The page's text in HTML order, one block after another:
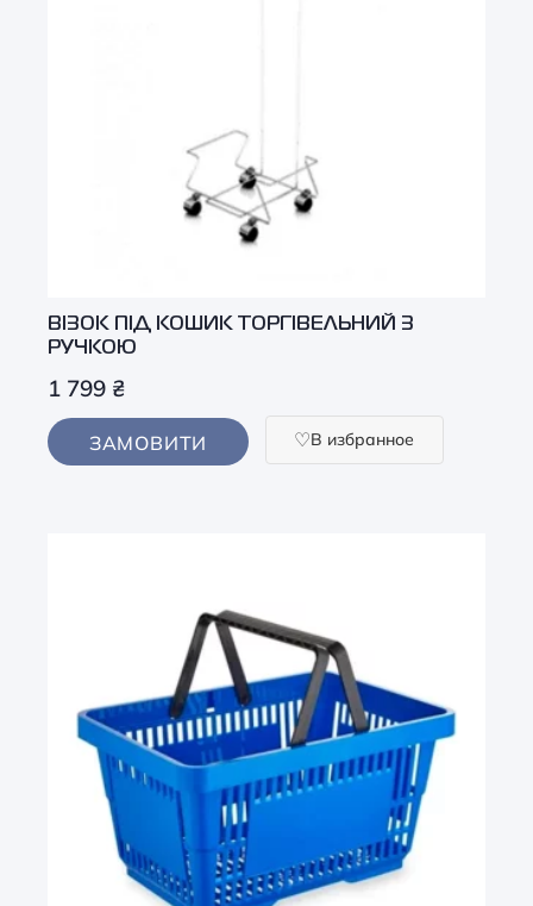
ВІЗОК ПІД КОШИК ТОРГІВЕЛЬНИЙ З
РУЧКОЮ
1 799 ₴
ЗАМОВИТИ В избранное